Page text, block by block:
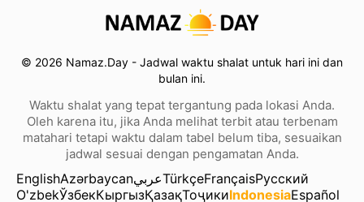
© 2026 Namaz.Day - Jadwal waktu shalat untuk hari ini dan
bulan ini.
Waktu shalat yang tepat tergantung pada lokasi Anda.
Oleh karena itu, jika Anda melihat terbit atau terbenam
matahari tetapi waktu dalam tabel belum tiba, sesuaikan
jadwal sesuai dengan pengamatan Anda.
EnglishAzərbaycanعربيTürkçeFrançaisРусский
O'zbekЎзбекКыргызҚазақТоҷикиIndonesiaEspañol